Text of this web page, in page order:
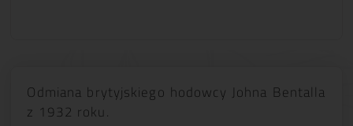
Odmiana brytyjskiego hodowcy Johna Bentalla
z 1932 roku.